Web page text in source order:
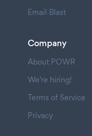
Email Blast
Company
About POWR
We're hiring!
Terms of Service
Privacy